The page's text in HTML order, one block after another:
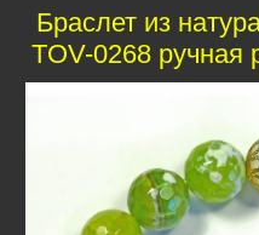
Браслет из
TOV-0268 ручная